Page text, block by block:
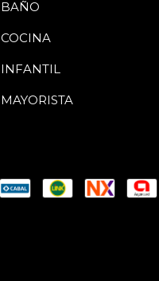
BAÑO
COCINA
INFANTIL
MAYORISTA